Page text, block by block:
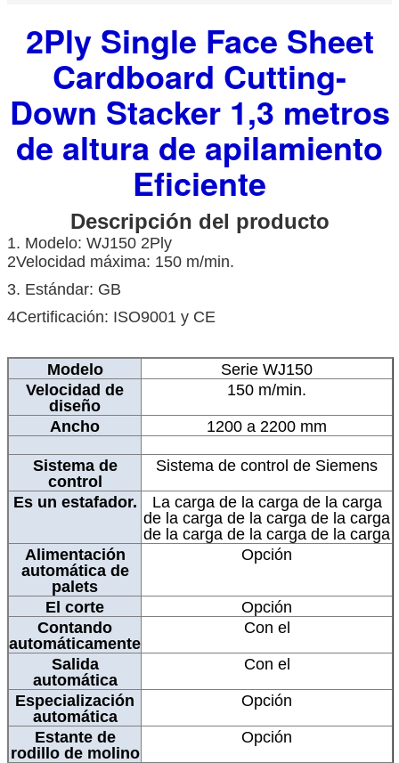
2Ply Single Face Sheet
Cardboard Cutting-
Down Stacker 1,3 metros
de altura de apilamiento
Eficiente
Descripción del producto
1. Modelo: WJ150 2Ply
2Velocidad máxima: 150 m/min.
3. Estándar: GB
4Certificación: ISO9001 y CE
Modelo
Serie WJ150
Velocidad de
diseño
150 m/min.
Ancho 1200 a 2200 mm
Sistema de
control
Sistema de control de Siemens
Es un estafador.
La carga de la carga de la carga
de la carga de la carga de la carga
de la carga de la carga de la carga
Alimentación
automática de
palets
Opción
El corte
Opción
Contando
automáticamente
Con el
Salida
automática
Con el
Especialización
automática
Opción
Estante de
rodillo de molino
Opción